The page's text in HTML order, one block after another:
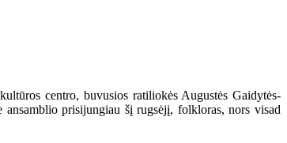
centro, buvusios ratiliokės Augustės Gaidytės-
prisijungiau šį rugsėjį, folkloras, nors visad